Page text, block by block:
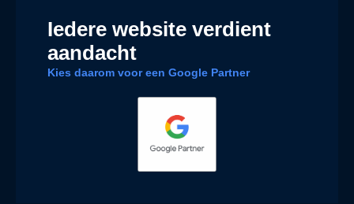
Iedere website verdient
aandacht
Kies daarom voor een Google Partner